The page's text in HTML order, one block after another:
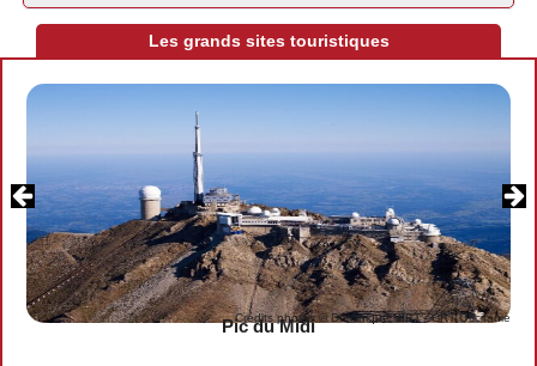
Les grands sites touristiques
Crédits photos © Dominique VIET - CRT Occitanie
Pic du Midi